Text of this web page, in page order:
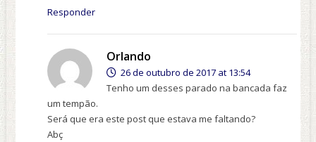
Responder
Orlando
26 de outubro de 2017 at 13:54
Tenho um desses parado na bancada faz
um tempão.
Será que era este post que estava me faltando?
Abç